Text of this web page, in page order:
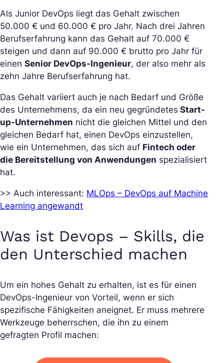
Als Junior DevOps liegt das Gehalt zwischen
50.000 € und 60.000 € pro Jahr. Nach drei Jahren
Berufserfahrung kann das Gehalt auf 70.000 €
steigen und dann auf 90.000 € brutto pro Jahr für
einen Senior DevOps-Ingenieur, der also mehr als
zehn Jahre Berufserfahrung hat.
Das Gehalt variiert auch je nach Bedarf und Größe
des Unternehmens, da ein neu gegründetes Start-
up-Unternehmen nicht die gleichen Mittel und den
gleichen Bedarf hat, einen DevOps einzustellen,
wie ein Unternehmen, das sich auf Fintech oder
die Bereitstellung von Anwendungen spezialisiert
hat.
>> Auch interessant: MLOps – DevOps auf Machine
Learning angewandt
Was ist Devops – Skills, die
den Unterschied machen
Um ein hohes Gehalt zu erhalten, ist es für einen
DevOps-Ingenieur von Vorteil, wenn er sich
spezifische Fähigkeiten aneignet. Er muss mehrere
Werkzeuge beherrschen, die ihn zu einem
gefragten Profil machen: